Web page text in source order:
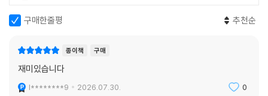
구매한줄평 추천순
종이책 구매
재미있습니다
l********9 2026.07.30. 0